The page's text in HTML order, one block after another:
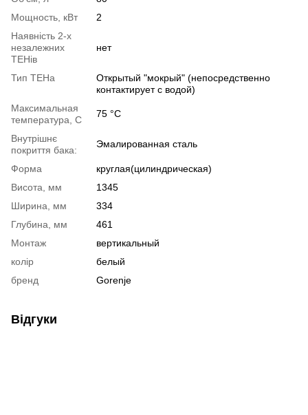
Мощность, кВт
2
Наявність 2-х
незалежних
ТЕНів
нет
Тип ТЕНа
Открытый "мокрый" (непосредственно
контактирует с водой)
Максимальная
температура, C
75 °С
Внутрішнє
покриття бака:
Эмалированная сталь
Форма
круглая(цилиндрическая)
Висота, мм
1345
Ширина, мм
334
Глубина, мм
461
Монтаж
вертикальный
колір
белый
бренд
Gorenje
Відгуки